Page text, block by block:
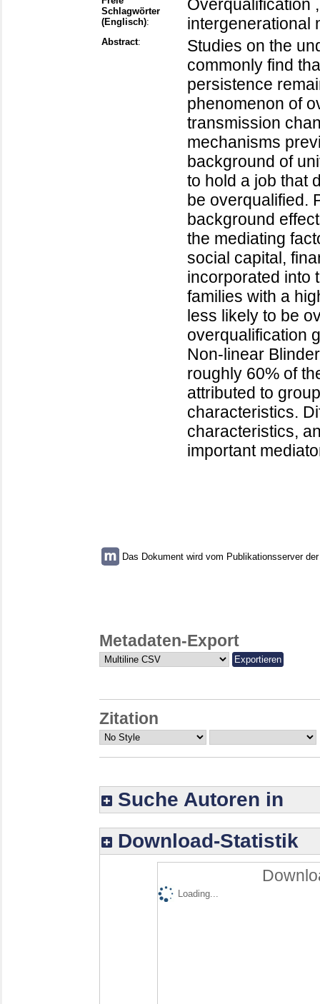
Schlagwörter
(Englisch):
Overqualification
intergenerational
Abstract:
Studies on the
commonly find
persistence
phenomenon of
transmission
mechanisms
background of
to hold a job that
be overqualified.
background
the mediating
social capital,
incorporated into
families with a
less likely to be
overqualification
Non-linear
roughly 60% of
attributed to
characteristics.
characteristics,
important
Das Dokument wird vom Publikationsserver
Metadaten-Export
Zitation
Suche Autoren in
Download-Statistik
Loading...